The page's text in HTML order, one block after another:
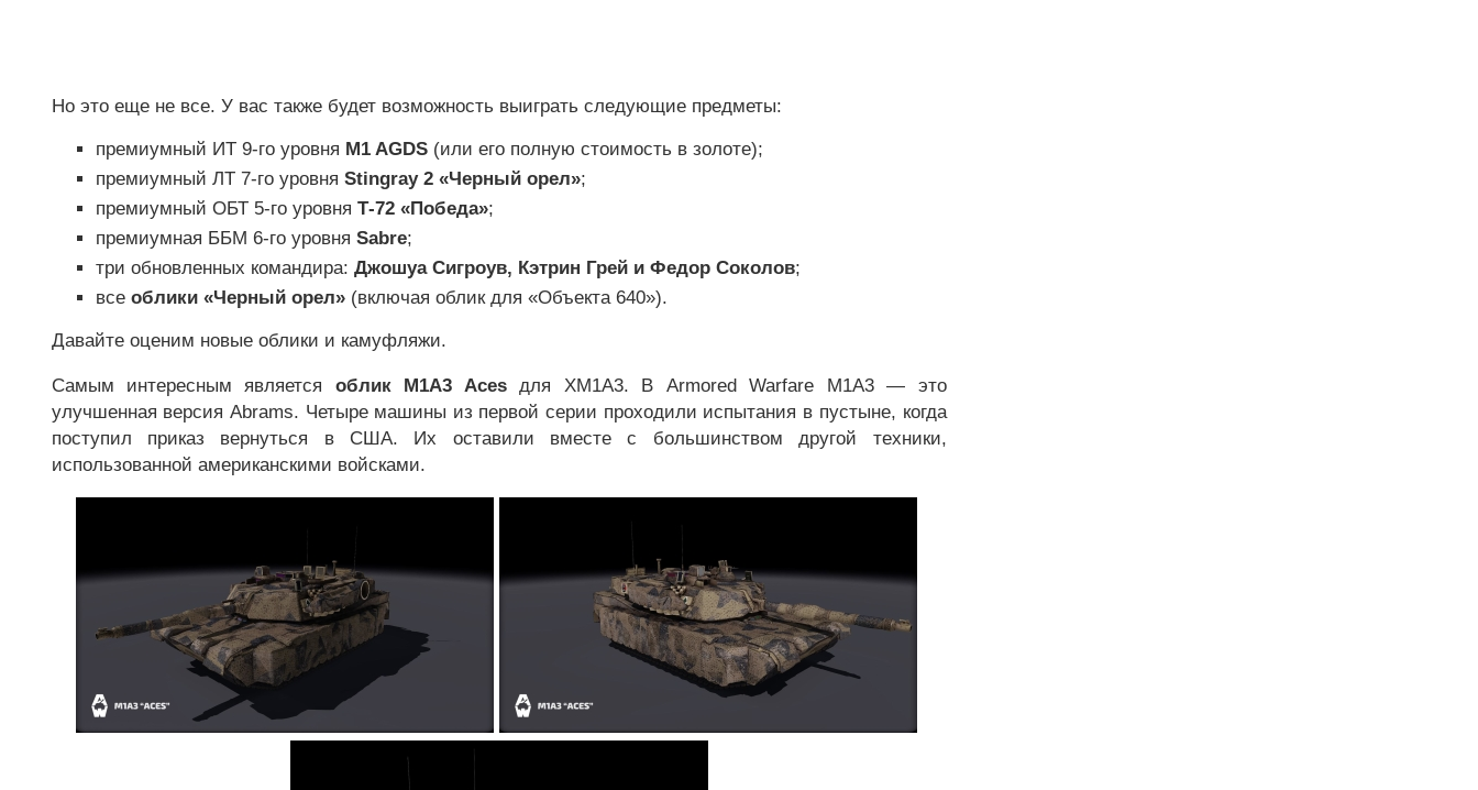
Но это еще не все. У вас также будет возможность выиграть следующие предметы:
премиумный ИТ 9-го уровня M1 AGDS(или его полную стоимость в золоте);
премиумный ЛТ 7-го уровня Stingray 2 «Черный орел»;
премиумный ОБТ 5-го уровня Т-72 «Победа»;
премиумная ББМ 6-го уровня Sabre;
три обновленных командира: Джошуа Сигроув, Кэтрин Грей и Федор Соколов;
все облики «Черный орел»(включая облик для «Объекта 640»).
Давайте оценим новые облики и камуфляжи.
Самым интересным является облик M1A3 Acesдля XM1A3. В Armored Warfare M1A3 — это
улучшенная версия Abrams. Четыре машины из первой серии проходили испытания в пустыне, когда
поступил приказ вернуться в США. Их оставили вместе с большинством другой техники,
использованной американскими войсками.